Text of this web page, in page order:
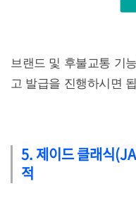
브랜드 및 후불교통 기
고 발급을 진행하시면
5. 제이드 클래식
적